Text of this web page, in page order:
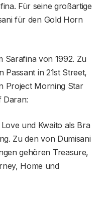
Für seine großartige
für den Gold Horn
Sarafina von 1992. Zu
Passant in 21st Street,
Project Morning Star
Daran:
und Kwaito als Bra
Zu den von Dumisani
gehören Treasure,
Home und